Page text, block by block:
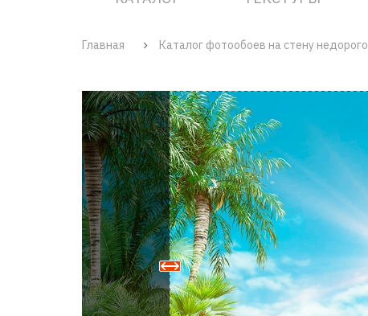
Главная Каталог фотообоев на стену недорого